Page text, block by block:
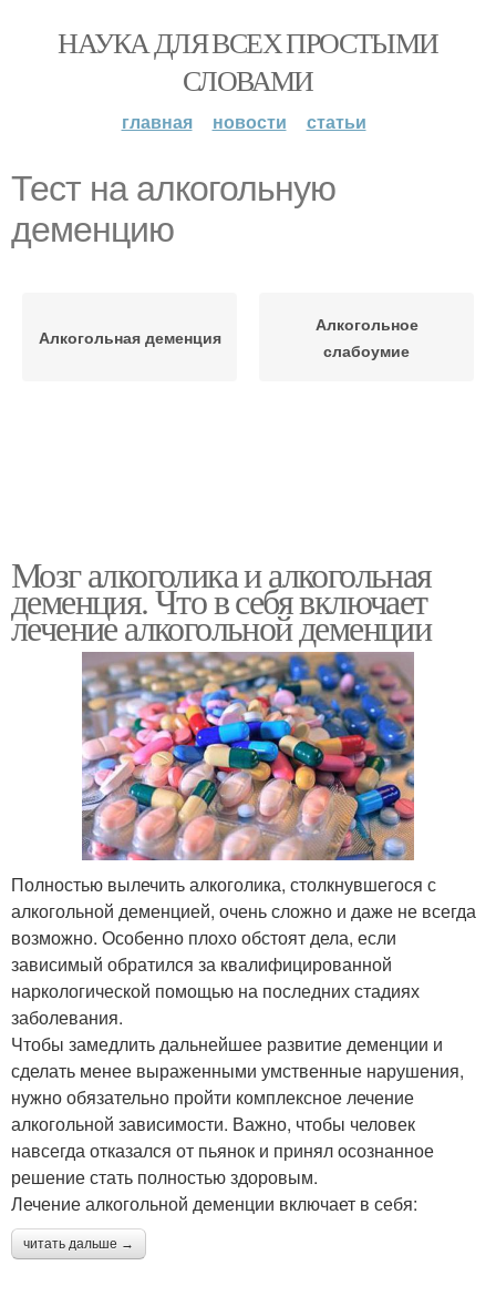
НАУКА ДЛЯ ВСЕХ ПРОСТЫМИ
СЛОВАМИ
главная новости статьи
Тест на алкогольную
деменцию
Алкогольная деменция
Алкогольное
слабоумие
Мозг алкоголика и алкогольная
деменция. Что в себя включает
лечение алкогольной деменции
Полностью вылечить алкоголика, столкнувшегося с
алкогольной деменцией, очень сложно и даже не всегда
возможно. Особенно плохо обстоят дела, если
зависимый обратился за квалифицированной
наркологической помощью на последних стадиях
заболевания.
Чтобы замедлить дальнейшее развитие деменции и
сделать менее выраженными умственные нарушения,
нужно обязательно пройти комплексное лечение
алкогольной зависимости. Важно, чтобы человек
навсегда отказался от пьянок и принял осознанное
решение стать полностью здоровым.
Лечение алкогольной деменции включает в себя:
читать дальше →